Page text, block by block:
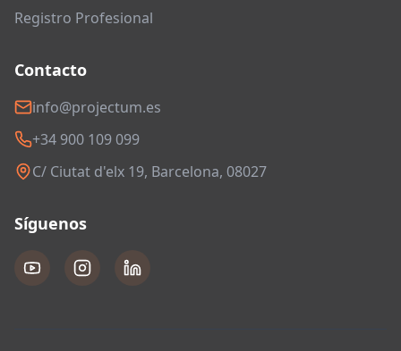
Registro Profesional
Contacto
info@projectum.es
+34 900 109 099
C/ Ciutat d'elx 19, Barcelona, 08027
Síguenos